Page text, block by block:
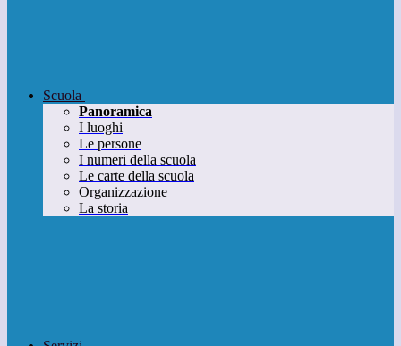
Scuola
Panoramica
I luoghi
Le persone
I numeri della scuola
Le carte della scuola
Organizzazione
La storia